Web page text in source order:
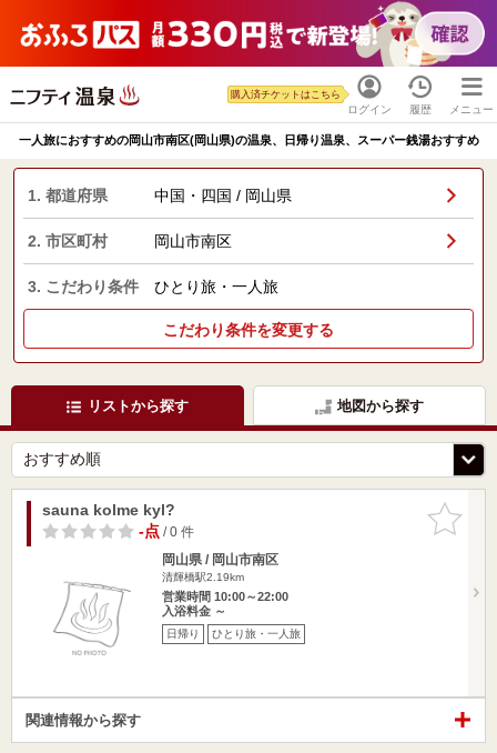
ログイン
購入済チケットはこちら
履歴 メニュー
一人旅におすすめの岡山市南区(岡山県)の温泉、日帰り温泉、スーパー銭湯おすすめ
1. 都道府県 中国・四国 / 岡山県
2. 市区町村 岡山市南区
3. こだわり条件 ひとり旅・一人旅
こだわり条件を変更する
リストから探す 地図から探す
お気に入
りに追加
sauna kolme kyl?
-点/ 0 件
岡山県 / 岡山市南区
清輝橋駅2.19km
営業時間 10:00～22:00
入浴料金 ～
日帰り ひとり旅・一人旅
関連情報から探す